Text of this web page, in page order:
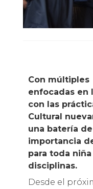
Con
enfocadas en
con las
Cultural
una batería
importancia
para toda
disciplinas.
Desde el